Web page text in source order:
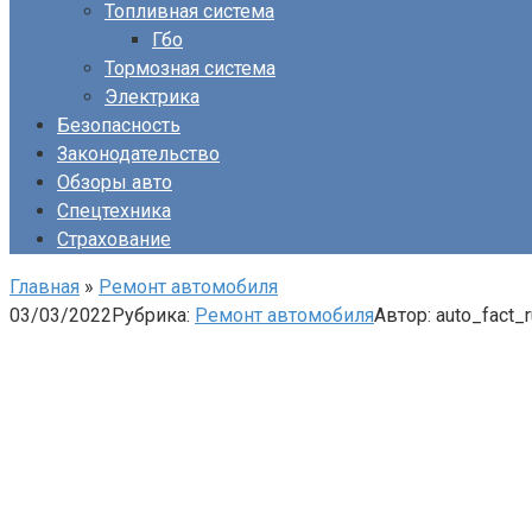
Топливная система
Гбо
Тормозная система
Электрика
Безопасность
Законодательство
Обзоры авто
Спецтехника
Страхование
Главная » Ремонт автомобиля
03/03/2022Рубрика: Ремонт автомобиляАвтор: